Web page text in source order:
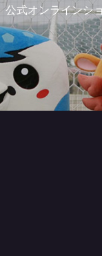
公式オンラインシ